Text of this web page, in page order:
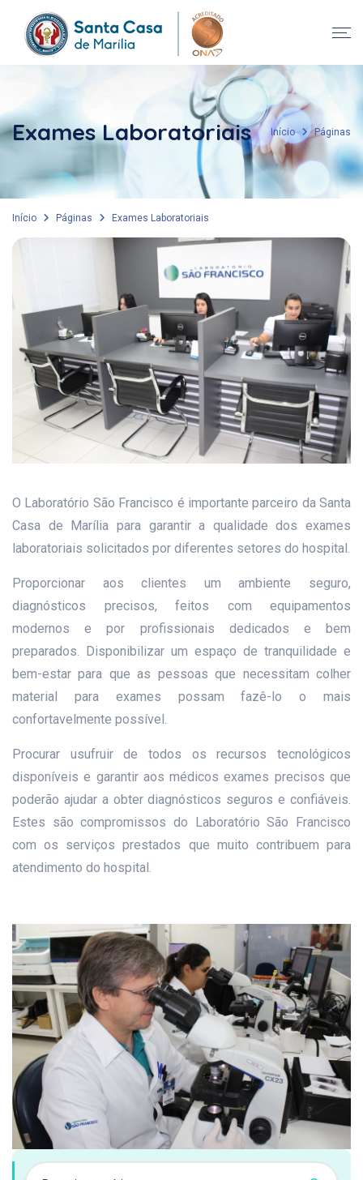
Exames Laboratoriais Início Páginas
Início Páginas Exames Laboratoriais
O Laboratório São Francisco é importante parceiro da Santa
Casa de Marília para garantir a qualidade dos exames
laboratoriais solicitados por diferentes setores do hospital.
Proporcionar aos clientes um ambiente seguro,
diagnósticos precisos, feitos com equipamentos
modernos e por profissionais dedicados e bem
preparados. Disponibilizar um espaço de tranquilidade e
bem-estar para que as pessoas que necessitam colher
material para exames possam fazê-lo o mais
confortavelmente possível.
Procurar usufruir de todos os recursos tecnológicos
disponíveis e garantir aos médicos exames precisos que
poderão ajudar a obter diagnósticos seguros e confiáveis.
Estes são compromissos do Laboratório São Francisco
com os serviços prestados que muito contribuem para
atendimento do hospital.